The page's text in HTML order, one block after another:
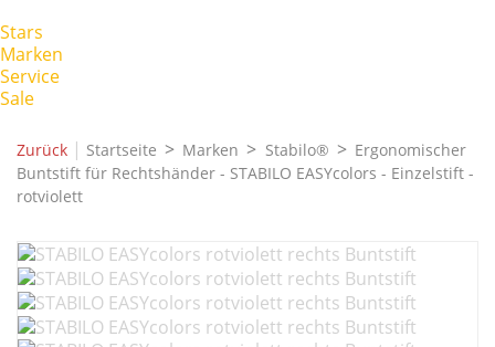
Stars
Marken
Service
Sale
Zurück | Startseite Marken Stabilo®
Ergonomischer
Buntstift für Rechtshänder - STABILO EASYcolors - Einzelstift -
rotviolett